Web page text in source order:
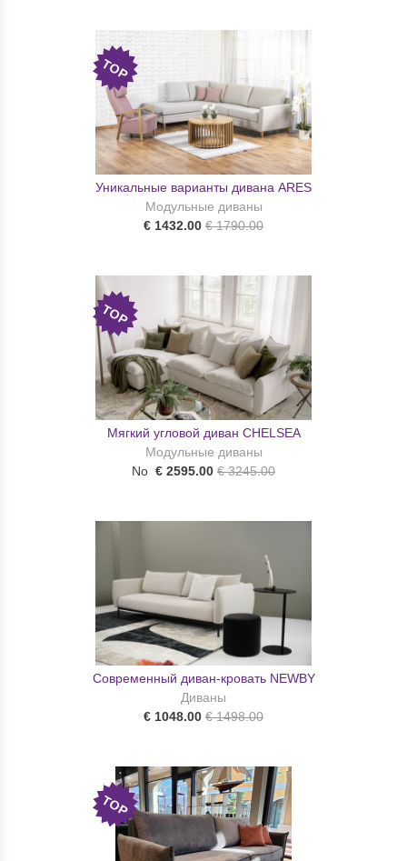
TOP
Уникальные варианты дивана ARES
Модульные диваны
€ 1432.00 € 1790.00
TOP
Мягкий угловой диван CHELSEA
Модульные диваны
No € 2595.00 € 3245.00
Современный диван-кровать NEWBY
Диваны
€ 1048.00 € 1498.00
TOP